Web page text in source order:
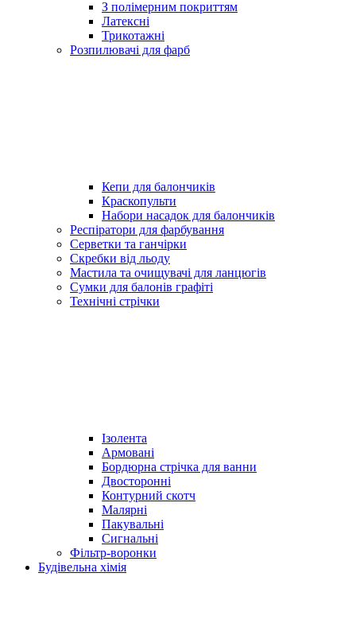
З полімерним покриттям
Латексні
Трикотажні
Розпилювачі для фарб
Кепи для балончиків
Краскопульти
Набори насадок для балончиків
Респіратори для фарбування
Серветки та ганчірки
Скребки від льоду
Мастила та очищувачі для ланцюгів
Сумки для балонів графіті
Технічні стрічки
Ізолента
Армовані
Бордюрна стрічка для ванни
Двосторонні
Контурний скотч
Малярні
Пакувальні
Сигнальні
Фільтр-воронки
Будівельна хімія